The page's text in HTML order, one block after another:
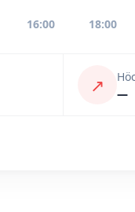
16:00 18:00
↗
—